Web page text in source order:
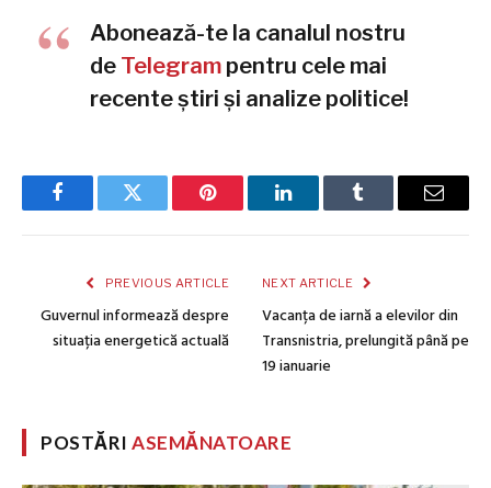
Abonează-te la canalul nostru
de Telegram pentru cele mai
recente știri și analize politice!
FacebookTwitter Pinterest LinkedInTumblr Email
PREVIOUS ARTICLE
Guvernul informează despre
situația energetică actuală
NEXT ARTICLE
Vacanța de iarnă a elevilor din
Transnistria, prelungită până pe
19 ianuarie
POSTĂRIASEMĂNATOARE